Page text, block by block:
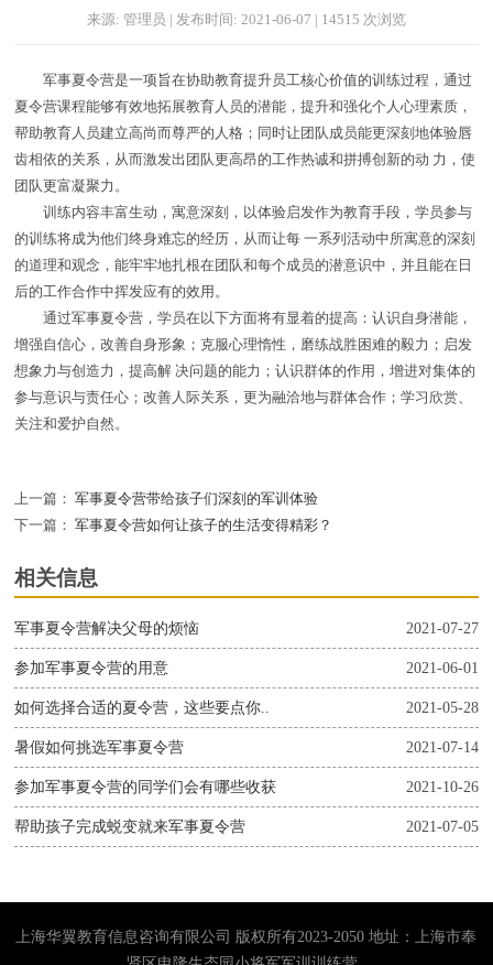
来源: 管理员 | 发布时间: 2021-06-07 | 14515 次浏览
军事夏令营是一项旨在协助教育提升员工核心价值的训练过程，通过
夏令营课程能够有效地拓展教育人员的潜能，提升和强化个人心理素质，
帮助教育人员建立高尚而尊严的人格；同时让团队成员能更深刻地体验唇
齿相依的关系，从而激发出团队更高昂的工作热诚和拼搏创新的动 力，使
团队更富凝聚力。
训练内容丰富生动，寓意深刻，以体验启发作为教育手段，学员参与
的训练将成为他们终身难忘的经历，从而让每 一系列活动中所寓意的深刻
的道理和观念，能牢牢地扎根在团队和每个成员的潜意识中，并且能在日
后的工作合作中挥发应有的效用。
通过军事夏令营，学员在以下方面将有显着的提高：认识自身潜能，
增强自信心，改善自身形象；克服心理惰性，磨练战胜困难的毅力；启发
想象力与创造力，提高解 决问题的能力；认识群体的作用，增进对集体的
参与意识与责任心；改善人际关系，更为融洽地与群体合作；学习欣赏、
关注和爱护自然。
上一篇： 军事夏令营带给孩子们深刻的军训体验
下一篇： 军事夏令营如何让孩子的生活变得精彩？
相关信息
2021-07-27
军事夏令营解决父母的烦恼
2021-06-01
参加军事夏令营的用意
2021-05-28
如何选择合适的夏令营，这些要点你..
2021-07-14
暑假如何挑选军事夏令营
2021-10-26
参加军事夏令营的同学们会有哪些收获
2021-07-05
帮助孩子完成蜕变就来军事夏令营
上海华翼教育信息咨询有限公司 版权所有2023-2050 地址：上海市奉